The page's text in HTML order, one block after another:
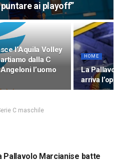
ai playoff”
l’Aquila Volley
dalla C
l’uomo
HOME
La
arriva
C maschile
Pallavolo Marcianise batte